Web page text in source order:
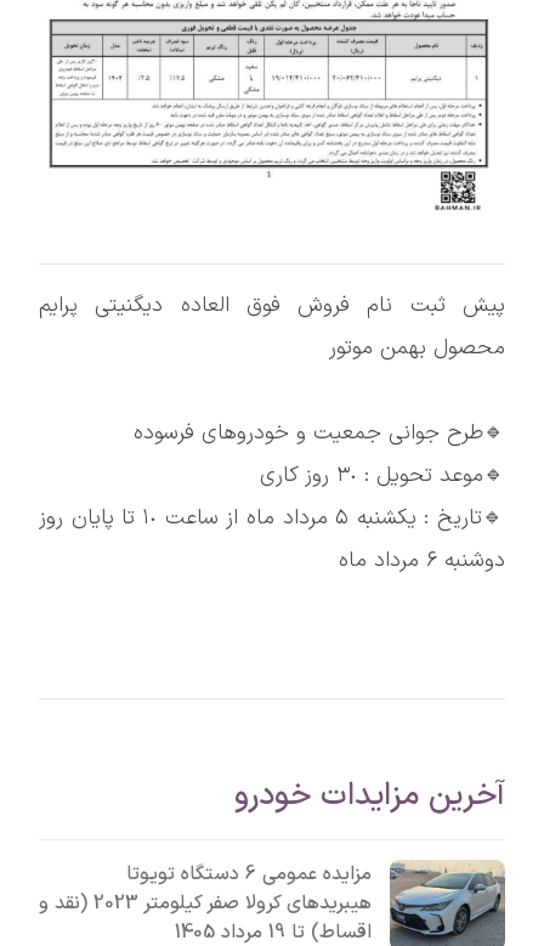
پیش ثبت نام فروش فوق العاده دیگنیتی پرایم
محصول بهمن موتور
🔹طرح جوانی جمعیت و خودروهای فرسوده
🔹موعد تحویل : ٣٠ روز کاری
🔹تاریخ : یکشنبه ۵ مرداد ماه از ساعت ١٠ تا پایان روز
دوشنبه ۶ مرداد ماه
آخرین مزایدات خودرو
مزایده عمومی 6 دستگاه تویوتا
هیبریدهای کرولا صفر کیلومتر 2023 (نقد و
اقساط) تا 19 مرداد 1405